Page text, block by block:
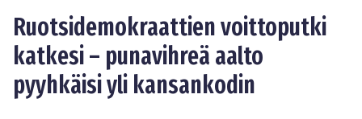
Ruotsidemokraattien voittoputki
katkesi – punavihreä aalto
pyyhkäisi yli kansankodin